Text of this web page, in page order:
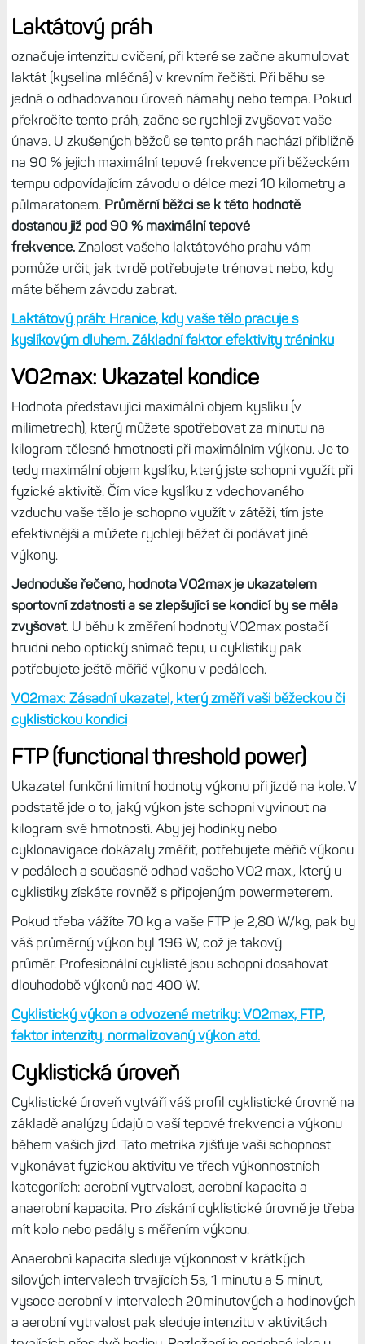
Laktátový práh
označuje intenzitu cvičení, při které se začne akumulovat
laktát (kyselina mléčná) v krevním řečišti. Při běhu se
jedná o odhadovanou úroveň námahy nebo tempa. Pokud
překročíte tento práh, začne se rychleji zvyšovat vaše
únava. U zkušených běžců se tento práh nachází přibližně
na 90 % jejich maximální tepové frekvence při běžeckém
tempu odpovídajícím závodu o délce mezi 10 kilometry a
půlmaratonem. Průměrní běžci se k této hodnotě
dostanou již pod 90 % maximální tepové
frekvence.Znalost vašeho laktátového prahu vám
pomůže určit, jak tvrdě potřebujete trénovat nebo, kdy
máte během závodu zabrat.
Laktátový práh: Hranice, kdy vaše tělo pracuje s
kyslíkovým dluhem. Základní faktor efektivity tréninku
VO2max: Ukazatel kondice
Hodnota představující maximální objem kyslíku (v
milimetrech), který můžete spotřebovat za minutu na
kilogram tělesné hmotnosti při maximálním výkonu. Je to
tedy maximální objem kyslíku, který jste schopni využít při
fyzické aktivitě. Čím více kyslíku z vdechovaného
vzduchu vaše tělo je schopno využít v zátěži, tím jste
efektivnější a můžete rychleji běžet či podávat jiné
výkony.
Jednoduše řečeno, hodnota VO2max je ukazatelem
sportovní zdatnosti a se zlepšující se kondicí by se měla
zvyšovat.U běhu k změření hodnoty VO2max postačí
hrudní nebo optický snímač tepu, u cyklistiky pak
potřebujete ještě měřič výkonu v pedálech.
VO2max: Zásadní ukazatel, který změří vaši běžeckou či
cyklistickou kondici
FTP (functional threshold power)
Ukazatel funkční limitní hodnoty výkonu při jízdě na kole. V
podstatě jde o to, jaký výkon jste schopni vyvinout na
kilogram své hmotností. Aby jej hodinky nebo
cyklonavigace dokázaly změřit, potřebujete měřič výkonu
v pedálech a současně odhad vašeho VO2 max., který u
cyklistiky získáte rovněž s připojeným powermeterem.
Pokud třeba vážíte 70 kg a vaše FTP je 2,80 W/kg, pak by
váš průměrný výkon byl 196 W, což je takový
průměr. Profesionální cyklisté jsou schopni dosahovat
dlouhodobě výkonů nad 400 W.
Cyklistický výkon a odvozené metriky: VO2max, FTP,
Cyklistická úroveň
Cyklistické úroveň vytváří váš profil cyklistické úrovně na
základě analýzy údajů o vaší tepové frekvenci a výkonu